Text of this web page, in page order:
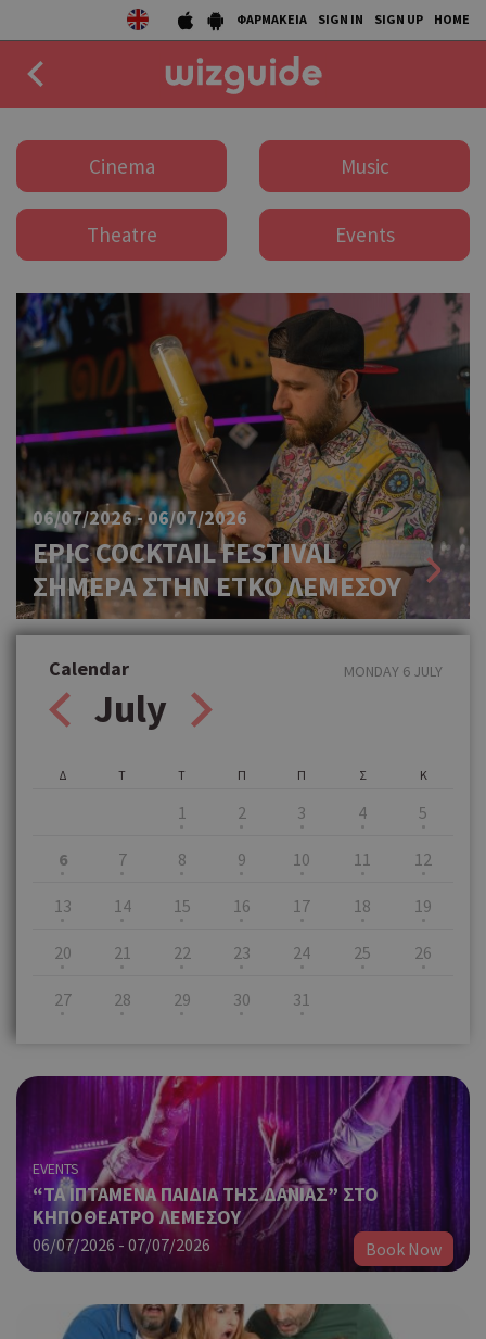
ΦΑΡΜΑΚΕΙΑ SIGN IN SIGN UP HOME
DRINK
COLLECTIONS
NEWS
Cinema Music
Theatre Events
06/07/2026 - 06/07/2026
EPIC COCKTAIL FESTIVAL
ΣΗΜΕΡΑ ΣΤΗΝ ΕΤΚΟ ΛΕΜΕΣΟΥ
Calendar
July
MONDAY 6 JULY
Δ Τ Τ
1
Π
2
Π
3
Σ
4
Κ
5
6 7 8 9 10 11 12
13 14 15 16 17 18 19
20 21 22 23 24 25 26
27 28 29 30 31
EVENTS
“ΤΑ ΙΠΤΑΜΕΝΑ ΠΑΙΔΙΑ ΤΗΣ ΔΑΝΙΑΣ” ΣΤΟ
ΚΗΠΟΘΕΑΤΡΟ ΛΕΜΕΣΟΥ
06/07/2026 - 07/07/2026 Book Now